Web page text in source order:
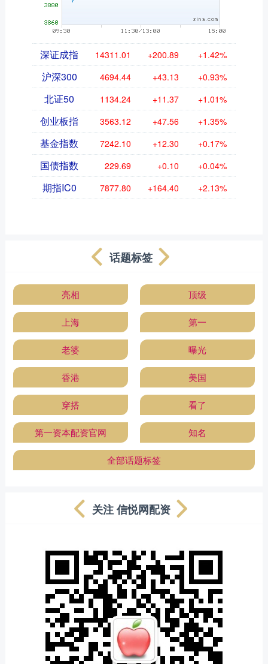
深证成指 14311.01 +200.89 +1.42%
沪深300 4694.44 +43.13 +0.93%
北证50 1134.24 +11.37 +1.01%
创业板指 3563.12 +47.56 +1.35%
基金指数 7242.10 +12.30 +0.17%
国债指数 229.69 +0.10 +0.04%
期指IC0 7877.80 +164.40 +2.13%
话题标签
亮相 顶级
上海 第一
老婆 曝光
香港 美国
穿搭 看了
第一资本配资官网 知名
全部话题标签
关注 信悦网配资